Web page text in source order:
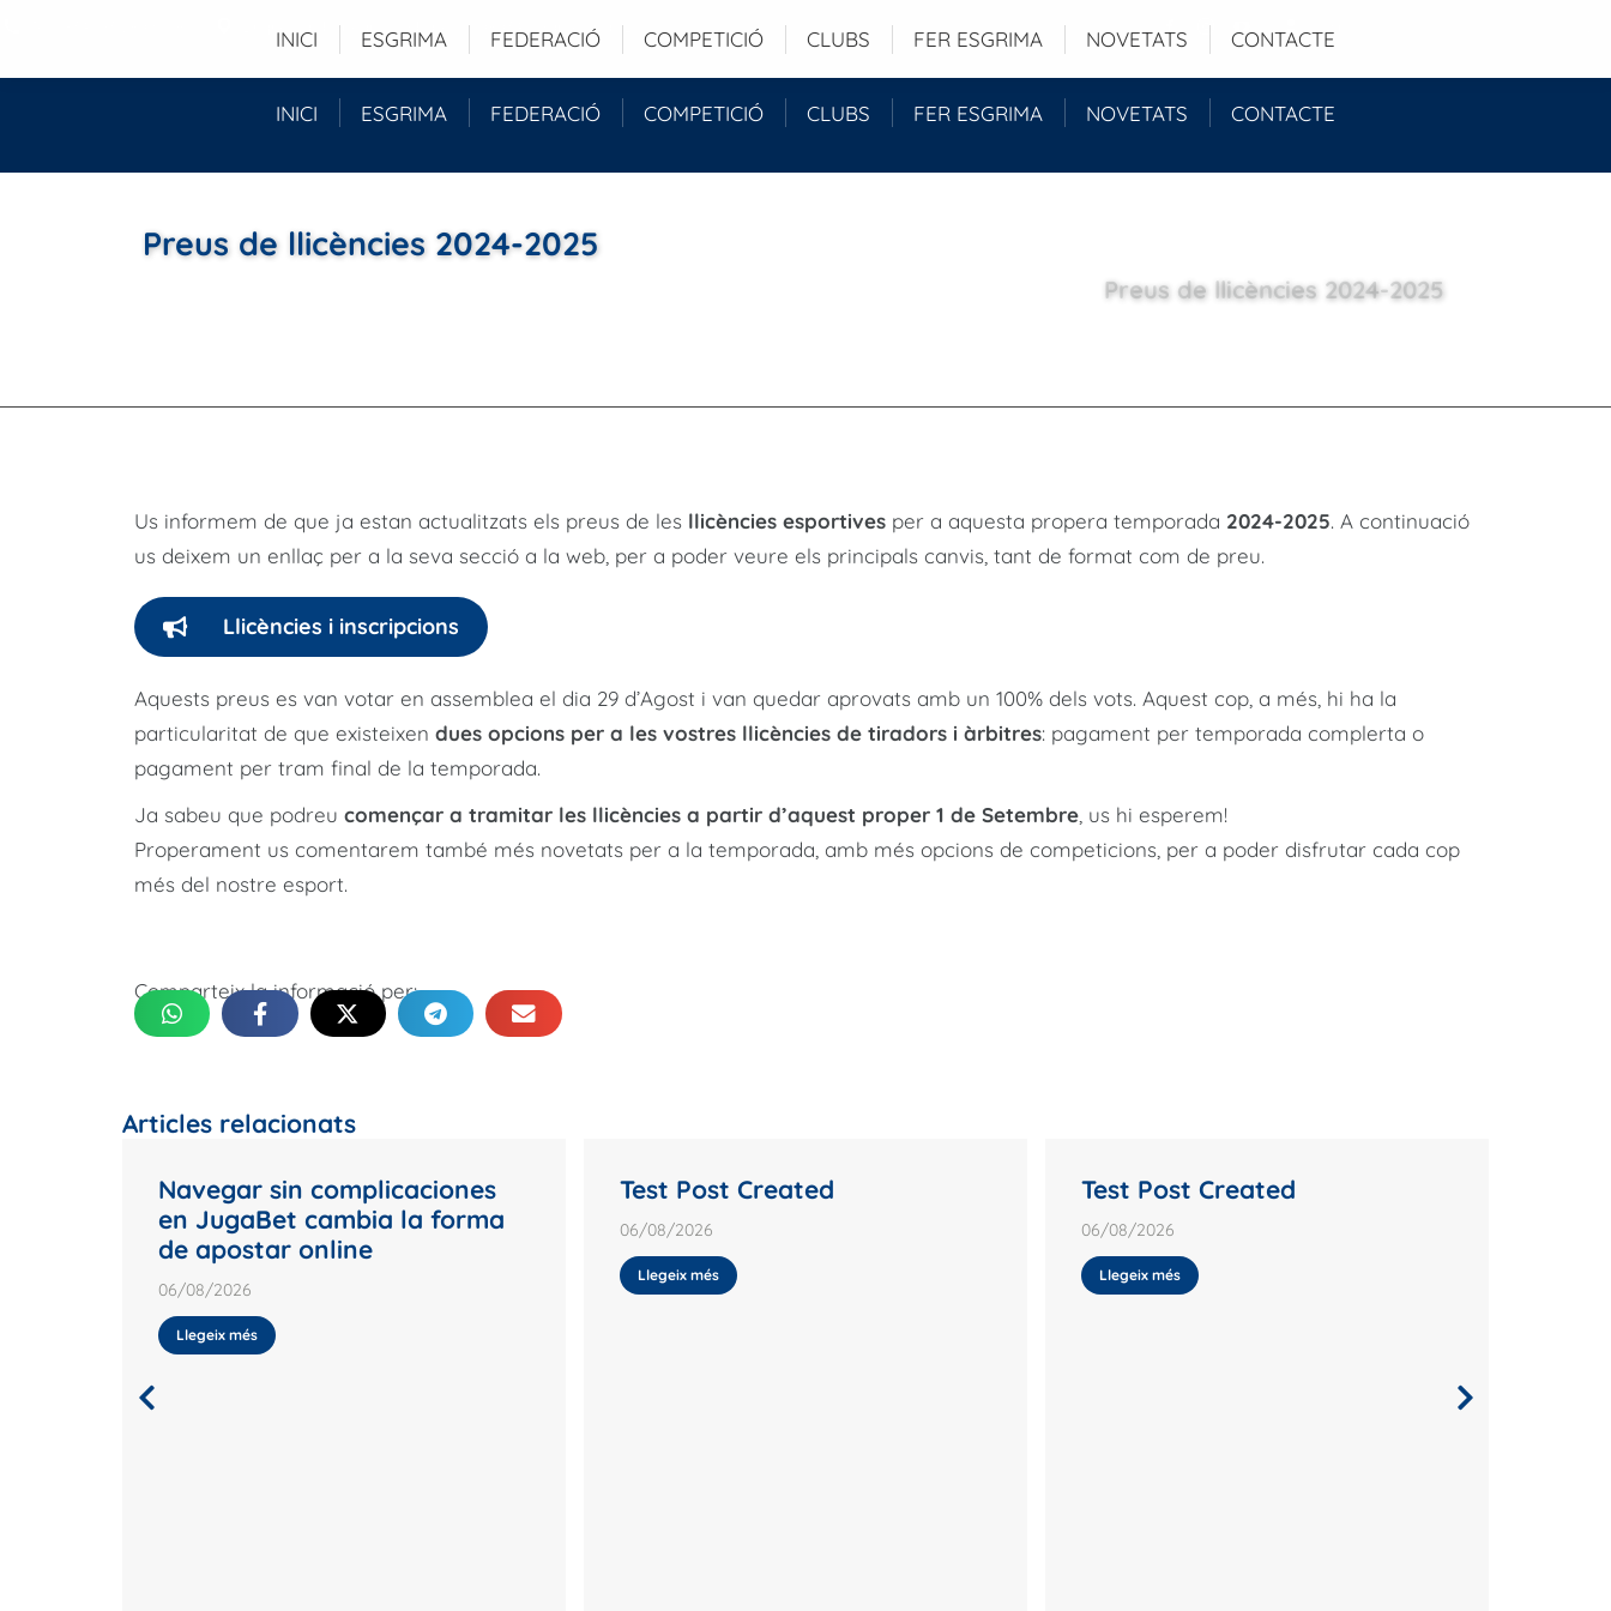
Duquessa d'Orleans, 29 baixos - 08034 - Barcelona (ESP)
INICI ESGRIMA FEDERACIÓ COMPETICIÓ CLUBS FER ESGRIMA NOVETATS CONTACTE
Preus de llicències 2024-2025
Preus de llicències 2024-2025
Us informem de que ja estan actualitzats els preus de les llicències esportives per a aquesta propera temporada 2024-2025. A continuació
us deixem un enllaç per a la seva secció a la web, per a poder veure els principals canvis, tant de format com de preu.
Llicències i inscripcions
Aquests preus es van votar en assemblea el dia 29 d’Agost i van quedar aprovats amb un 100% dels vots. Aquest cop, a més, hi ha la
particularitat de que existeixen dues opcions per a les vostres llicències de tiradors i àrbitres: pagament per temporada complerta o
pagament per tram final de la temporada.
Ja sabeu que podreu començar a tramitar les llicències a partir d’aquest proper 1 de Setembre , us hi esperem!
Properament us comentarem també més novetats per a la temporada, amb més opcions de competicions, per a poder disfrutar cada cop
més del nostre esport.
Comparteix la informació per:
Articles relacionats
Navegar sin complicaciones
en JugaBet cambia la forma
de apostar online
06/08/2026
Llegeix més
Test Post Created
06/08/2026
Llegeix més
Test Post Created
06/08/2026
Llegeix més
INICI ESGRIMA FEDERACIÓ COMPETICIÓ CLUBS FER ESGRIMA NOVETATS CONTACTE